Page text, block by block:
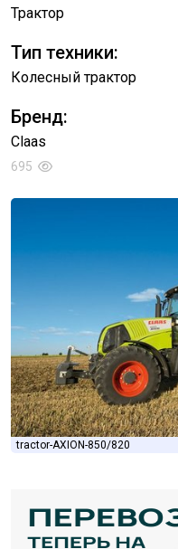
Трактор
Тип техники:
Колесный трактор
Бренд:
Claas
695
tractor-AXION-850/820